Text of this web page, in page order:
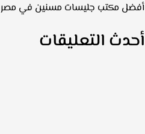
أفضل مكتب جليسات مسنين في مصر 2025
أحدث التعليقات